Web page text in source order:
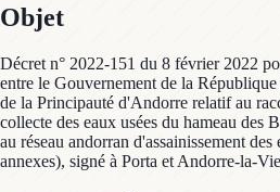
Objet
Décret n° 2022-151 du 8 février 2022
entre le Gouvernement de la
de la Principauté d'Andorre relatif au
collecte des eaux usées du hameau des
au réseau andorran d'assainissement
annexes), signé à Porta et Andorre-la-